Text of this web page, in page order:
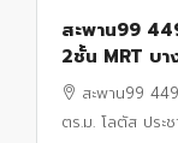
สะพาน99
2ชั้น MRT บา
3นอน 2น้ำ พ
สะพาน99
ตร.ม. โลตัส ประ